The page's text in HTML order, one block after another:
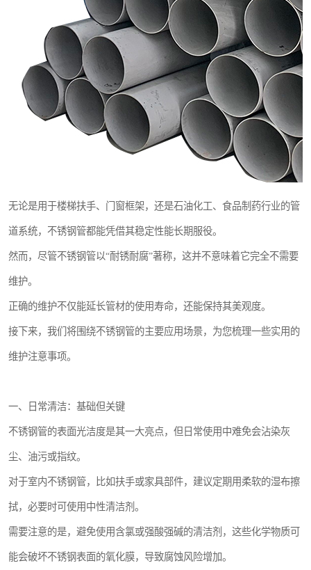
无论是用于楼梯扶手、门窗框架，还是石油化工、食品制药行业的管
道系统，不锈钢管都能凭借其稳定性能长期服役。
然而，尽管不锈钢管以“耐锈耐腐”著称，这并不意味着它完全不需要
维护。
正确的维护不仅能延长管材的使用寿命，还能保持其美观度。
接下来，我们将围绕不锈钢管的主要应用场景，为您梳理一些实用的
维护注意事项。
一、日常清洁：基础但关键
不锈钢管的表面光洁度是其一大亮点，但日常使用中难免会沾染灰
尘、油污或指纹。
对于室内不锈钢管，比如扶手或家具部件，建议定期用柔软的湿布擦
拭，必要时可使用中性清洁剂。
需要注意的是，避免使用含氯或强酸强碱的清洁剂，这些化学物质可
能会破坏不锈钢表面的氧化膜，导致腐蚀风险增加。